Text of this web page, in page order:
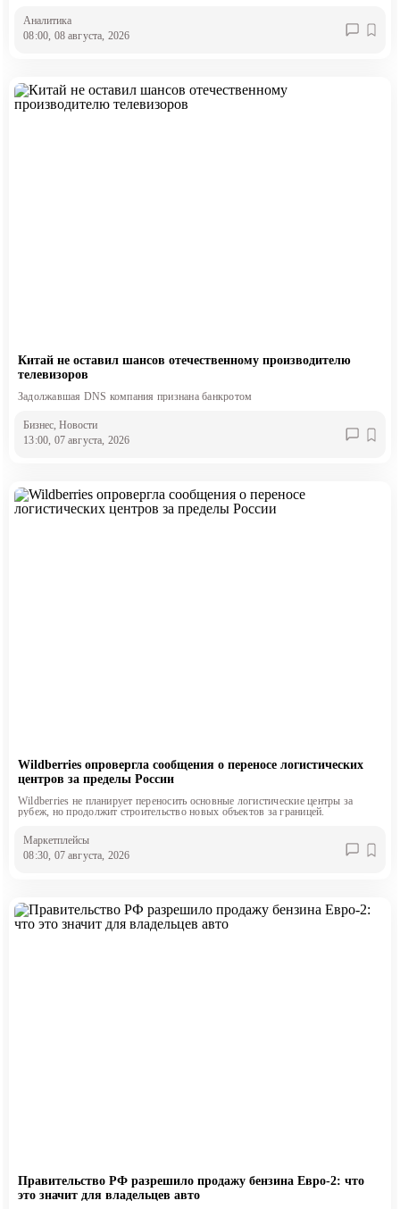
Аналитика
08:00, 08 августа, 2026
Китай не оставил шансов отечественному производителю
телевизоров
Задолжавшая DNS компания признана банкротом
Бизнес , Новости
13:00, 07 августа, 2026
Wildberries опровергла сообщения о переносе логистических
центров за пределы России
Wildberries не планирует переносить основные логистические центры за
рубеж, но продолжит строительство новых объектов за границей.
Маркетплейсы
08:30, 07 августа, 2026
Правительство РФ разрешило продажу бензина Евро-2: что
это значит для владельцев авто